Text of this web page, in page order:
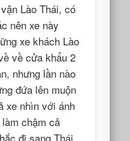
Lào Thái, có
nên xe này
xe khách Lào
về cửa khẩu 2
nhưng lần nào
đứa lên muộn
xe nhìn với ánh
chậm cả
đi sang Thái